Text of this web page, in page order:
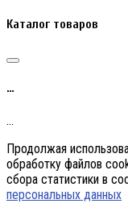
Каталог товаров
…
…
Продолжая
обработку файлов
сбора статистики в
персональных данных